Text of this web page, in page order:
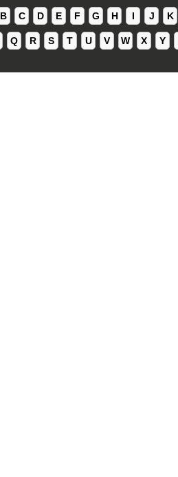
B C D E F G H I J K
Q R S T U V W X Y